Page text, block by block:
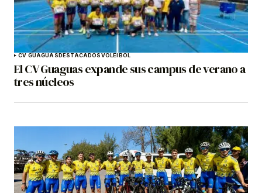
CV GUAGUASDESTACADOSVOLEIBOL
El CV Guaguas expande sus campus de verano a
tres núcleos